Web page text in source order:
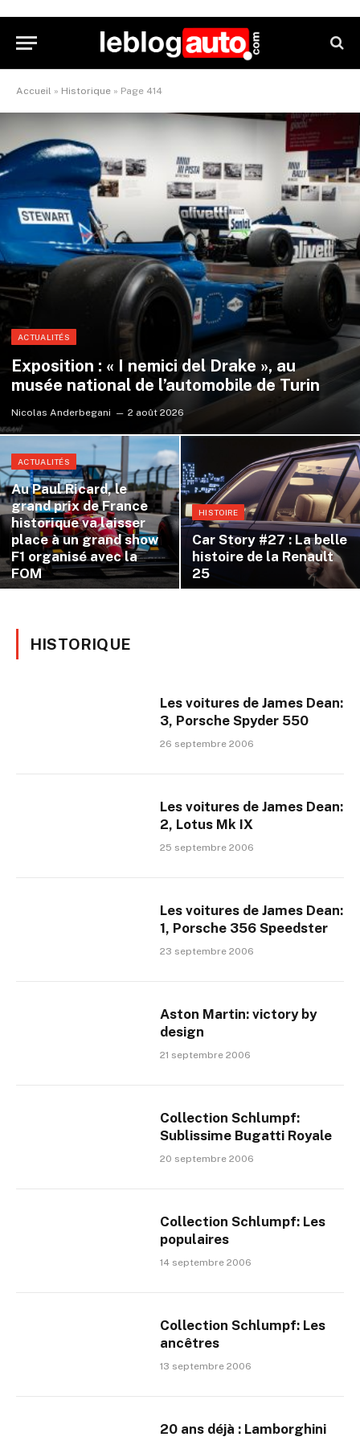
Accueil » Historique » Page 414
ACTUALITÉS
Exposition : « I nemici del Drake », au
musée national de l’automobile de Turin
Nicolas Anderbegani 2 août 2026
ACTUALITÉS
Au Paul Ricard, le
grand prix de France
historique va laisser
place à un grand show
F1 organisé avec la
FOM
HISTOIRE
Car Story #27 : La belle
histoire de la Renault
25
HISTORIQUE
Les voitures de James Dean:
3, Porsche Spyder 550
26 septembre 2006
Les voitures de James Dean:
2, Lotus Mk IX
25 septembre 2006
Les voitures de James Dean:
1, Porsche 356 Speedster
23 septembre 2006
Aston Martin: victory by
design
21 septembre 2006
Collection Schlumpf:
Sublissime Bugatti Royale
20 septembre 2006
Collection Schlumpf: Les
populaires
14 septembre 2006
Collection Schlumpf: Les
ancêtres
13 septembre 2006
20 ans déjà : Lamborghini